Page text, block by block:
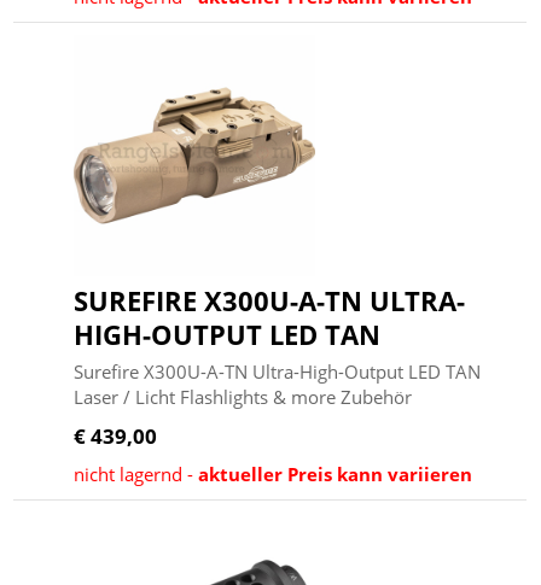
SUREFIRE X300U-A-TN ULTRA-
HIGH-OUTPUT LED TAN
Surefire X300U-A-TN Ultra-High-Output LED TAN
Laser / Licht Flashlights & more Zubehör
€ 439,00
nicht lagernd -aktueller Preis kann variieren